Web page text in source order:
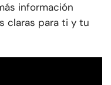
información
claras para ti y tu